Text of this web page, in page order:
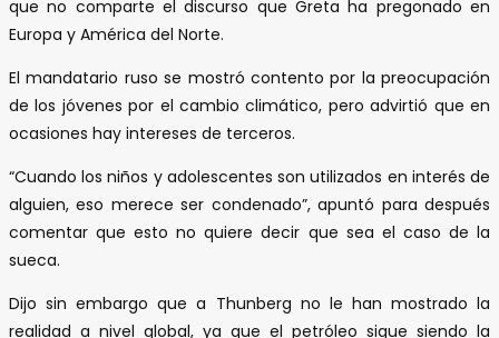
que no comparte el discurso que Greta ha pregonado en
Europa y América del Norte.
El mandatario ruso se mostró contento por la preocupación
de los jóvenes por el cambio climático, pero advirtió que en
ocasiones hay intereses de terceros.
“Cuando los niños y adolescentes son utilizados en interés de
alguien, eso merece ser condenado”, apuntó para después
comentar que esto no quiere decir que sea el caso de la
sueca.
Dijo sin embargo que a Thunberg no le han mostrado la
realidad a nivel global, ya que el petróleo sigue siendo la